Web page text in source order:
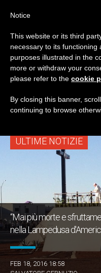
TAG
Posts
ULTIME NOTIZIE
“Mai più morte e
nella Lampedusa
FEB 18, 2016 18:58
Notice
This website or its third
necessary to its
purposes illustrated in the
more or withdraw your
please refer to the cookie
By closing this banner,
continuing to browse